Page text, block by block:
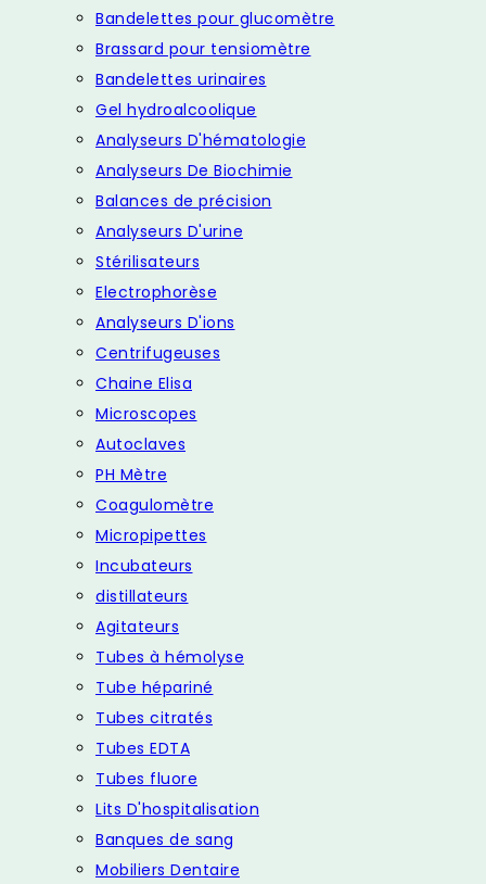
Bandelettes pour glucomètre
Brassard pour tensiomètre
Bandelettes urinaires
Gel hydroalcoolique
Analyseurs D'hématologie
Analyseurs De Biochimie
Balances de précision
Analyseurs D'urine
Stérilisateurs
Electrophorèse
Analyseurs D'ions
Centrifugeuses
Chaine Elisa
Microscopes
Autoclaves
PH Mètre
Coagulomètre
Micropipettes
Incubateurs
distillateurs
Agitateurs
Tubes à hémolyse
Tube hépariné
Tubes citratés
Tubes EDTA
Tubes fluore
Lits D'hospitalisation
Banques de sang
Mobiliers Dentaire